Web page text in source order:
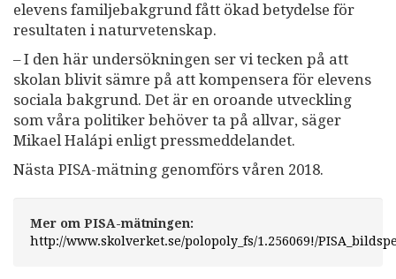
elevens familjebakgrund fått ökad betydelse för
resultaten i naturvetenskap.
– I den här undersökningen ser vi tecken på att
skolan blivit sämre på att kompensera för elevens
sociala bakgrund. Det är en oroande utveckling
som våra politiker behöver ta på allvar, säger
Mikael Halápi enligt pressmeddelandet.
Nästa PISA-mätning genomförs våren 2018.
Mer om PISA-mätningen:
http://www.skolverket.se/polopoly_fs/1.256069!/